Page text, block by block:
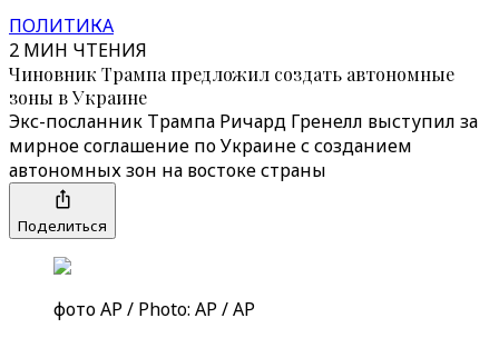
ПОЛИТИКА
2 МИН ЧТЕНИЯ
Чиновник Трампа предложил создать автономные
зоны в Украине
Экс-посланник Трампа Ричард Гренелл выступил за
мирное соглашение по Украине с созданием
автономных зон на востоке страны
Поделиться
фото АР / Photo: AP / AP